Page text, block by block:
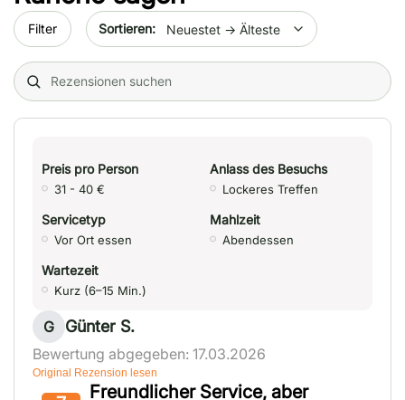
Filter Sort by date
Search (title/text)
Preis pro Person
31 - 40 €
Anlass des Besuchs
Lockeres Treffen
Servicetyp
Vor Ort essen
Mahlzeit
Abendessen
Wartezeit
Kurz (6–15 Min.)
G Günter S.
Bewertung abgegeben: 17.03.2026
Original Rezension lesen
Freundlicher Service, aber